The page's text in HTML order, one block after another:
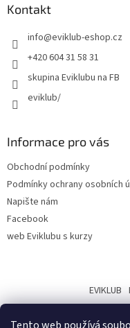
Kontakt
info@eviklub-eshop.cz
+420 604 31 58 31
skupina Eviklubu na FB
eviklub/
Informace pro vás
Obchodní podmínky
Podmínky ochrany osobních
Napište nám
Facebook
web Eviklubu s kurzy
EVIKLUB